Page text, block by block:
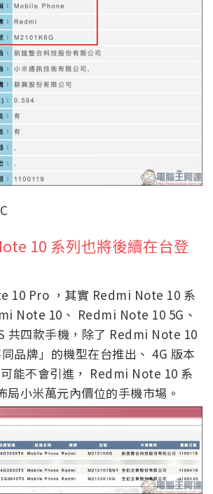
10 系列也將後續在台登
10 Pro ，其實 Redmi Note 10 系
Note 10、 Redmi Note 10 5G、
共四款手機，除了 Redmi Note 10
品牌」的機型在台推出、 4G 版本
能不會引進， Redmi Note 10 系
局小米萬元內價位的手機市場。